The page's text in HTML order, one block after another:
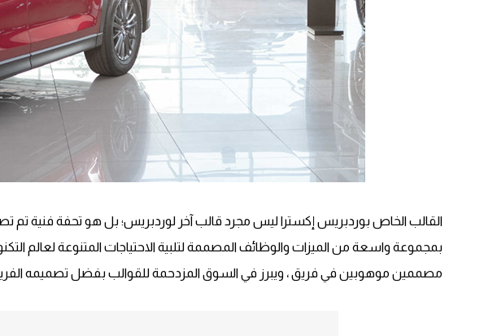
القالب الخاص بوردبريس إكسترا ليس مجرد قالب آخر لوردبريس؛ بل هو تحفة فنية
بمجموعة واسعة من الميزات والوظائف المصممة لتلبية الاحتياجات المتنوعة لعالم
مصممين موهوبين في فريق ، ويبرز في السوق المزدحمة للقوالب بفضل تصميمه